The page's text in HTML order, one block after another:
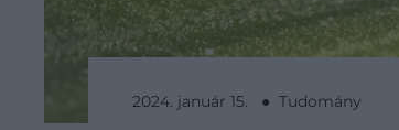
2024. január 15. ● Tudomány